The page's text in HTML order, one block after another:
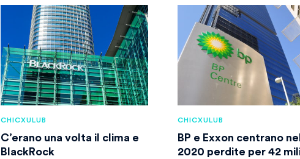
CHICXULUB
C’erano una volta il clima e
BlackRock
CHICXULUB
BP e Exxon centrano nel
2020 perdite per 42